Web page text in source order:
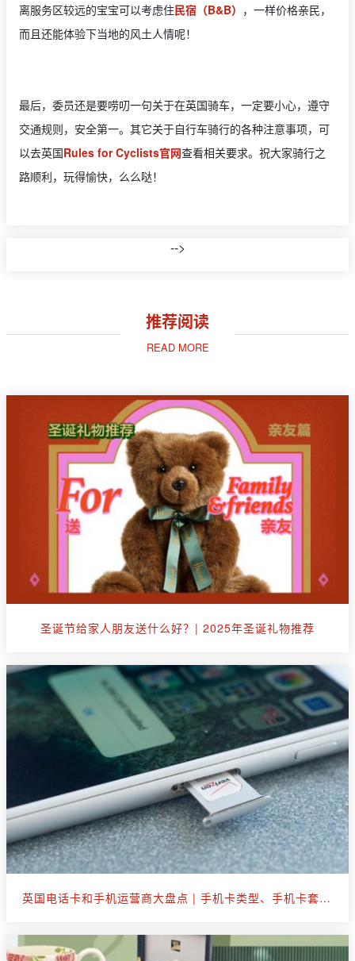
离服务区较远的宝宝可以考虑住民宿（B&B） ，一样价格亲民，
而且还能体验下当地的风土人情呢！
最后，委员还是要唠叨一句关于在英国骑车，一定要小心，遵守
交通规则，安全第一。其它关于自行车骑行的各种注意事项，可
以去英国Rules for Cyclists官网查看相关要求。祝大家骑行之
路顺利，玩得愉快，么么哒！
-->
推荐阅读
READ MORE
圣诞节给家人朋友送什么好？| 2025年圣诞礼物推荐
英国电话卡和手机运营商大盘点 | 手机卡类型、手机卡套餐选购